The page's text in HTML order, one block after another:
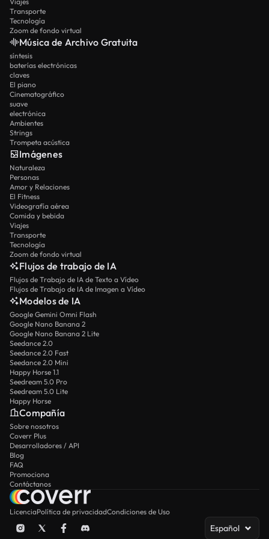
Transporte
Tecnología
Zoom de fondo virtual
Música de Archivo Gratuita
síntesis
baterías electrónicas
claves
El piano
Cinematográfico
suave
electrónica
Ambientes
Strings
Trompeta acústica
Imágenes
Naturaleza
Personas
Amor y Relaciones
El Fitness
Videografía aérea
Comida y bebida
Viajes
Transporte
Tecnología
Zoom de fondo virtual
Flujos de trabajo de IA
Flujos de Trabajo de IA de Texto a Vídeo
Flujos de Trabajo de IA de Imagen a Vídeo
Modelos de IA
Google Gemini Omni Flash
Google Nano Banana 2
Google Nano Banana 2 Lite
Seedance 2.0
Seedance 2.0 Fast
Seedance 2.0 Mini
Happy Horse 1.1
Seedream 5.0 Pro
Seedream 5.0 Lite
Happy Horse
Compañía
Sobre nosotros
Coverr Plus
Desarrolladores / API
Blog
FAQ
Promociona
Contáctanos
LicenciaPolítica de privacidadCondiciones de Uso
Español